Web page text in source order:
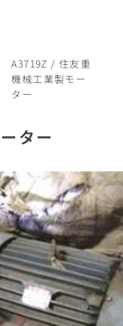
A3719Z / 住友重
機械工業製モー
ター
ター